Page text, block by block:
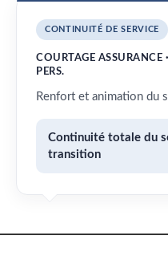
CONTINUITÉ DE SERVICE
COURTAGE ASSURANCE
PERS.
Renfort et animation du
Continuité totale du
transition